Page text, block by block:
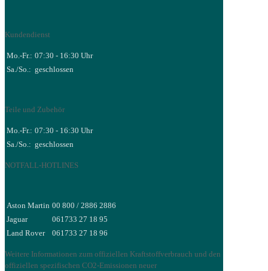
Kundendienst
Mo.-Fr.: 07:30 - 16:30 Uhr
Sa./So.: geschlossen
Teile und Zubehör
Mo.-Fr.: 07:30 - 16:30 Uhr
Sa./So.: geschlossen
NOTFALL-HOTLINES
Aston Martin 00 800 / 2886 2886
Jaguar
061733 27 18 95
Land Rover
061733 27 18 96
Weitere Informationen zum offiziellen Kraftstoffverbrauch und den
offiziellen spezifischen CO2-Emissionen neuer